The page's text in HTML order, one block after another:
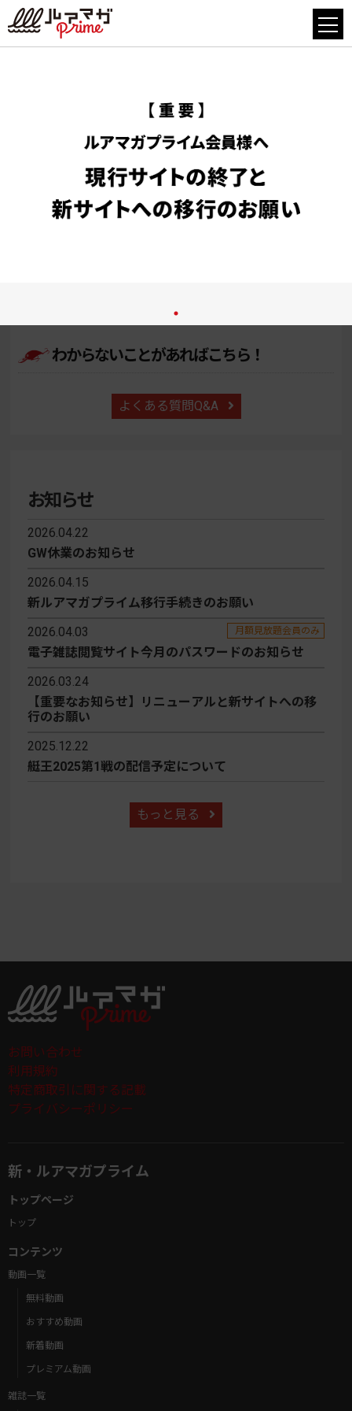
わからないことがあればこちら！
よくある質問Q&A
お知らせ
2026.04.22
GW休業のお知らせ
2026.04.15
新ルアマガプライム移行手続きのお願い
2026.04.03
月額見放題会員のみ
電子雑誌閲覧サイト今月のパスワードのお知らせ
2026.03.24
【重要なお知らせ】リニューアルと新サイトへの移
行のお願い
2025.12.22
艇王2025第1戦の配信予定について
もっと見る
お問い合わせ
利用規約
特定商取引に関する記載
プライバシーポリシー
新・ルアマガプライム
トップページ
トップ
コンテンツ
動画一覧
無料動画
おすすめ動画
新着動画
プレミアム動画
雑誌一覧